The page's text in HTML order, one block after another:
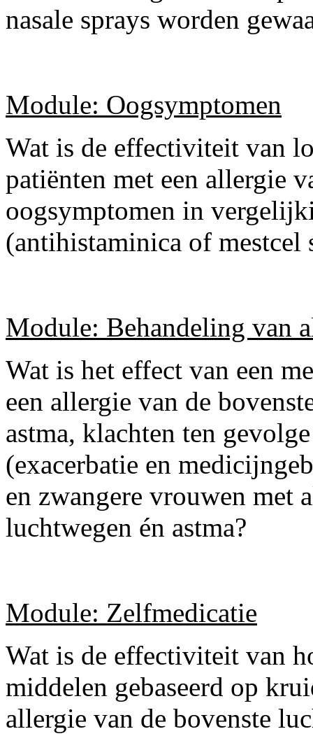
nasale sprays worden
Module: Oogsymptomen
Wat is de effectiviteit van
patiënten met een allergie
oogsymptomen in
(antihistaminica of mestcel
Module: Behandeling van
Wat is het effect van een
een allergie van de
astma, klachten ten
(exacerbatie en
en zwangere vrouwen met
luchtwegen én astma?
Module: Zelfmedicatie
Wat is de effectiviteit van
middelen gebaseerd op
allergie van de bovenste